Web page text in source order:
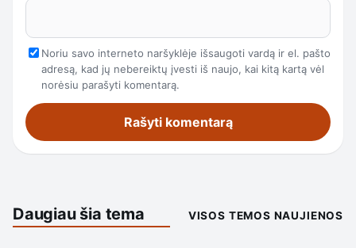
Noriu savo interneto naršyklėje išsaugoti vardą ir el. pašto
adresą, kad jų nebereiktų įvesti iš naujo, kai kitą kartą vėl
norėsiu parašyti komentarą.
Daugiau šia tema VISOS TEMOS NAUJIENOS